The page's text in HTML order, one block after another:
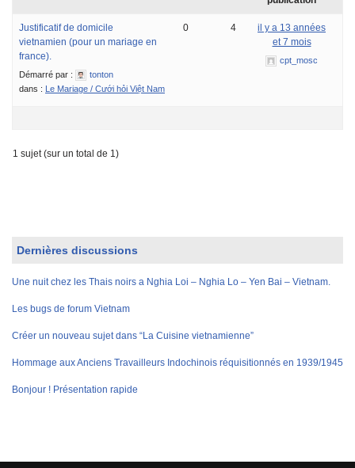
Justificatif de domicile
vietnamien (pour un mariage en
france).
Démarré par :
tonton
dans : Le Mariage / Cưới hỏi Việt Nam
0 4
il y a 13 années
et 7 mois
cpt_mosc
1 sujet (sur un total de 1)
Dernières discussions
Une nuit chez les Thais noirs a Nghia Loi – Nghia Lo – Yen Bai – Vietnam.
Les bugs de forum Vietnam
Créer un nouveau sujet dans “La Cuisine vietnamienne”
Hommage aux Anciens Travailleurs Indochinois réquisitionnés en 1939/1945
Bonjour ! Présentation rapide